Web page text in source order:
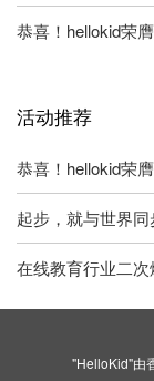
恭喜！hellokid荣
活动推荐
恭喜！hellokid荣
起步，就与世界
在线教育行业二
"HelloKid"由